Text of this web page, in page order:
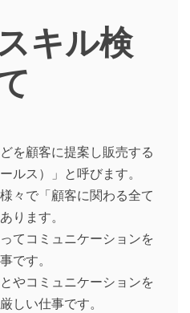
キル検
を顧客に提案し販売する
ルス）」と呼びます。
々で「顧客に関わる全て
ります。
てコミュニケーションを
です。
やコミュニケーションを
しい仕事です。